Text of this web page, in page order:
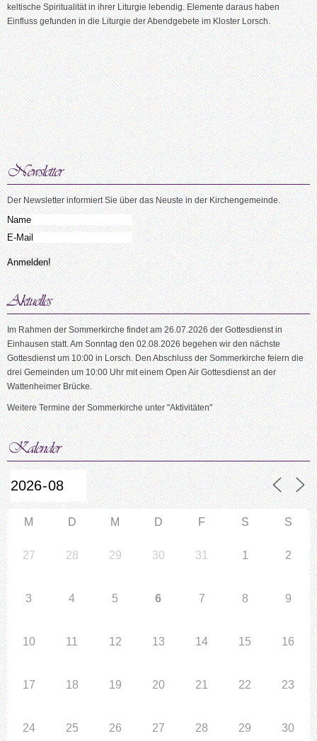
keltische Spiritualität in ihrer Liturgie lebendig. Elemente daraus haben
Einfluss gefunden in die Liturgie der Abendgebete im Kloster Lorsch.
Der Newsletter informiert Sie über das Neuste in der Kirchengemeinde.
Im Rahmen der Sommerkirche findet am 26.07.2026 der Gottesdienst in
Einhausen statt. Am Sonntag den 02.08.2026 begehen wir den nächste
Gottesdienst um 10:00 in Lorsch. Den Abschluss der Sommerkirche feiern die
drei Gemeinden um 10:00 Uhr mit einem Open Air Gottesdienst an der
Wattenheimer Brücke.
Weitere Termine der Sommerkirche unter "Aktivitäten"
M D M D F S S
27 28 29 30 31 1 2
3 4 5 6 7 8 9
10 11 12 13 14 15 16
17 18 19 20 21 22 23
24 25 26 27 28 29 30